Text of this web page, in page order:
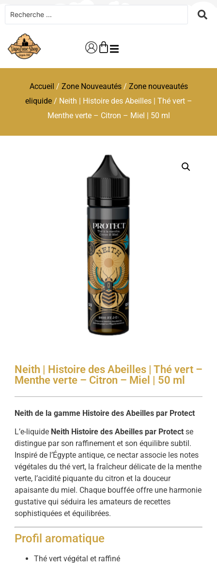
Accueil / Zone Nouveautés/ Zone nouveautés
eliquide/ Neith | Histoire des Abeilles | Thé vert –
Menthe verte – Citron – Miel | 50 ml
Neith | Histoire des Abeilles | Thé vert –
Menthe verte – Citron – Miel | 50 ml
Neith de la gamme Histoire des Abeilles par Protect
L’e-liquide Neith Histoire des Abeilles par Protect se
distingue par son raffinement et son équilibre subtil.
Inspiré de l’Égypte antique, ce nectar associe les notes
végétales du thé vert, la fraîcheur délicate de la menthe
verte, l’acidité piquante du citron et la douceur
apaisante du miel. Chaque bouffée offre une harmonie
gustative qui séduira les amateurs de recettes
sophistiquées et équilibrées.
Profil aromatique
Thé vert végétal et raffiné